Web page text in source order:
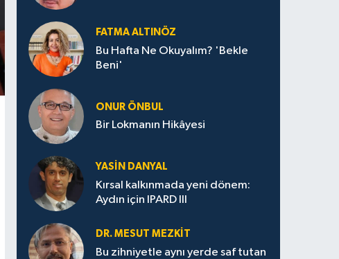
FATMA ALTINÖZ
Bu Hafta Ne Okuyalım? 'Bekle
Beni'
ONUR ÖNBUL
Bir Lokmanın Hikâyesi
YASIN DANYAL
Kırsal kalkınmada yeni dönem:
Aydın için IPARD III
DR. MESUT MEZKIT
Bu zihniyetle aynı yerde saf tutan